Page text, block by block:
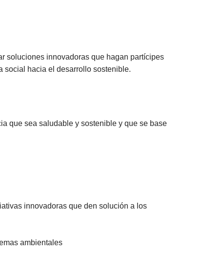
soluciones innovadoras que hagan partícipes
social hacia el desarrollo sostenible.
que sea saludable y sostenible y que se base
innovadoras que den solución a los
ambientales